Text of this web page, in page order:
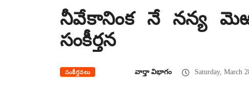
నీవేకానింక నే నన్య
సంకీర్తన
సంకీర్తనలు వార్తా విభాగం Saturday, March